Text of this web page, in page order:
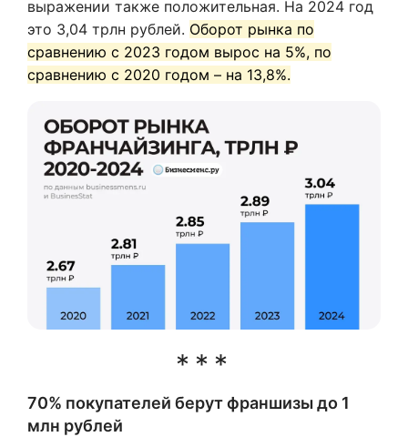
выражении также положительная. На 2024 год
это 3,04 трлн рублей. Оборот рынка по
сравнению с 2023 годом вырос на 5%, по
сравнению с 2020 годом – на 13,8%.
70% покупателей берут франшизы до 1
млн рублей